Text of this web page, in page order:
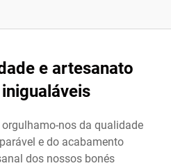
e artesanato
inigualáveis
orgulhamo-nos da qualidade
e do acabamento
dos nossos bonés